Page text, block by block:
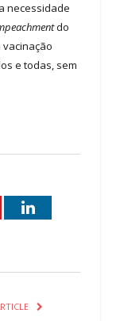
necessidade
do
e todas, sem
LinkedIn